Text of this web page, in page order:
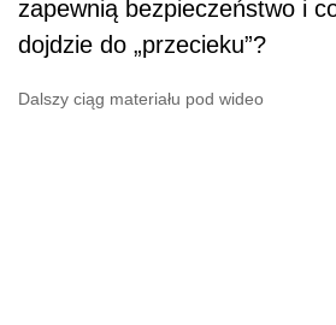
zapewnią bezpieczeństwo i
dojdzie do „przecieku”?
Dalszy ciąg materiału pod wideo